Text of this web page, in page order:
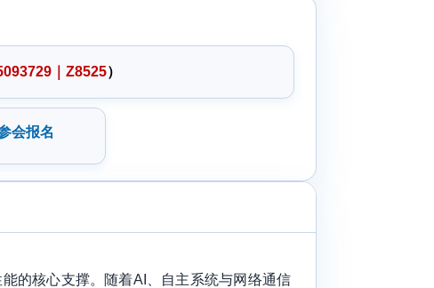
｜Z8525）
会报名
的核心支撑。随着AI、自主系统与网络通信